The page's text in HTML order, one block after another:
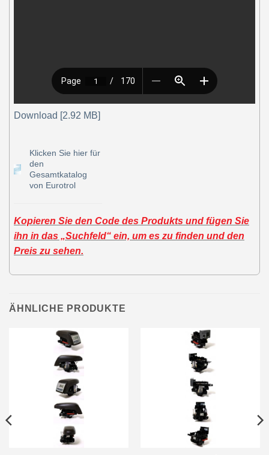
Download [2.92 MB]
Klicken Sie hier für
den
Gesamtkatalog
von Eurotrol
Kopieren Sie den Code des Produkts und fügen Sie
ihn in das „Suchfeld“ ein, um es zu finden und den
Preis zu sehen.
ÄHNLICHE PRODUKTE